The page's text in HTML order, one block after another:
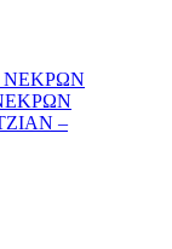
ΝΕΚΡΩΝ
–